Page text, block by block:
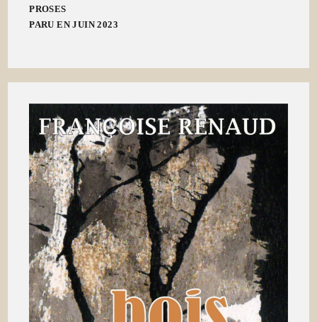
PROSES
PARU EN JUIN 2023